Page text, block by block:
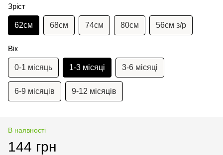
Зріст
62см 68см 74см 80см 56см з/р
Вік
0-1 місяць 1-3 місяці 3-6 місяці
6-9 місяців 9-12 місяців
В наявності
144 грн